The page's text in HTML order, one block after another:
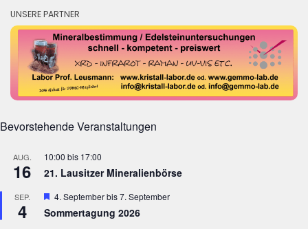
UNSERE PARTNER
Bevorstehende Veranstaltungen
AUG.
16
10:00 bis 17:00
21. Lausitzer Mineralienbörse
SEP.
4
Hervorgehoben
4. Septemberbis7. September
Sommertagung 2026